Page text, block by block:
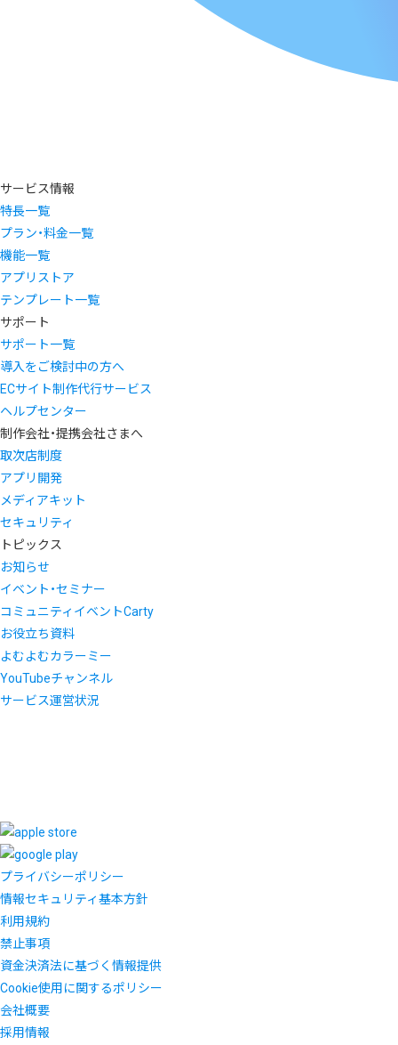
サービス情報
特長一覧
プラン・料金一覧
機能一覧
アプリストア
テンプレート一覧
サポート
サポート一覧
導入をご検討中の方へ
ECサイト制作代行サービス
ヘルプセンター
制作会社・提携会社さまへ
取次店制度
アプリ開発
メディアキット
セキュリティ
トピックス
お知らせ
イベント・セミナー
コミュニティイベントCarty
お役立ち資料
よむよむカラーミー
YouTubeチャンネル
サービス運営状況
プライバシーポリシー
情報セキュリティ基本方針
利用規約
禁止事項
資金決済法に基づく情報提供
Cookie使用に関するポリシー
会社概要
採用情報